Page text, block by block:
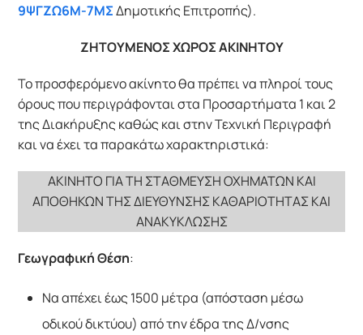
9ΨΓΖΩ6Μ-7ΜΣΔημοτικής Επιτροπής).
ΖΗΤΟΥΜΕΝΟΣ ΧΩΡΟΣ ΑΚΙΝΗΤΟΥ
Το προσφερόμενο ακίνητο θα πρέπει να πληροί τους
όρους που περιγράφονται στα Προσαρτήματα 1 και 2
της Διακήρυξης καθώς και στην Τεχνική Περιγραφή
και να έχει τα παρακάτω χαρακτηριστικά:
ΑΚΙΝΗΤΟ ΓΙΑ ΤΗ ΣΤΑΘΜΕΥΣΗ ΟΧΗΜΑΤΩΝ ΚΑΙ
ΑΠΟΘΗΚΩΝ ΤΗΣ ΔΙΕΥΘΥΝΣΗΣ ΚΑΘΑΡΙΟΤΗΤΑΣ ΚΑΙ
ΑΝΑΚΥΚΛΩΣΗΣ
Γεωγραφική Θέση:
Να απέχει έως 1500 μέτρα (απόσταση μέσω
οδικού δικτύου) από την έδρα της Δ/νσης